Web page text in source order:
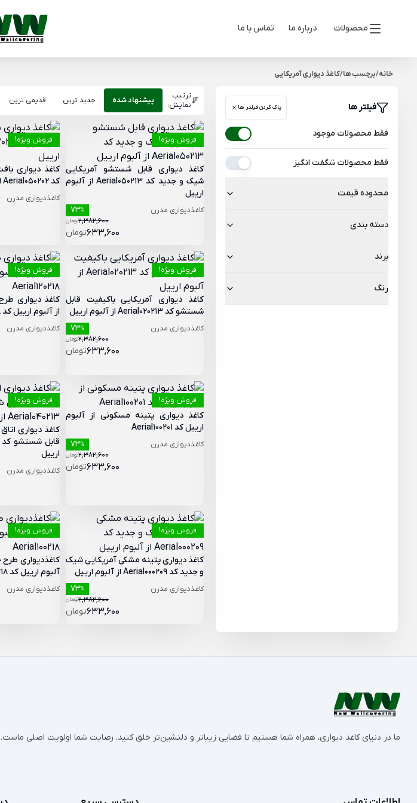
محصولات درباره ما تماس با ما
خانه/برچسب ها/کاغذ دیواری آمریکایی
فیلتر ها پاک کردن فیلتر ها
فقط محصولات موجود
فقط محصولات شگفت انگیز
محدوده قیمت
دسته بندی
برند
رنگ
ترتیب
نمایش:
پیشنهاد شده جدید ترین قدیمی ترین
فروش ویژه!
کاغذ دیواری قابل شستشو آمریکایی
شیک و جدید کد Aerial050213 از آلبوم
ارییل
کاغذدیواری مدرن %
73
تومان2,382,600
تومان633,600
فروش ویژه!
کاغذ دیواری
کد Aerial050202 از آلبوم ارییل
کاغذدیواری مدرن
فروش ویژه!
کاغذ دیواری آمریکایی باکیفیت قابل
شستشو کد Aerial020213 از آلبوم ارییل
کاغذدیواری مدرن %
73
تومان2,382,600
تومان633,600
فروش ویژه!
کاغذ دیواری
از آلبوم ارییل کد Aerial120218
کاغذدیواری مدرن
فروش ویژه!
کاغذ دیواری پتینه مسکونی از آلبوم
ارییل کد Aerial100201
کاغذدیواری مدرن %
73
تومان2,382,600
تومان633,600
فروش ویژه!
کاغذ دیواری
ارییل
کاغذدیواری مدرن
فروش ویژه!
کاغذ دیواری پتینه مشکی آمریکایی شیک
و جدید کد Aerial000209 از آلبوم ارییل
کاغذدیواری مدرن %
73
تومان2,382,600
تومان633,600
فروش ویژه!
کاغذدیواری طرح
آلبوم ارییل کد Aerial100218
کاغذدیواری مدرن
ما در دنیای کاغذ دیواری، همراه شما هستیم تا فضایی زیباتر و دلنشین‌تر خلق کنید. رضایت شما اولویت اصلی ماست.